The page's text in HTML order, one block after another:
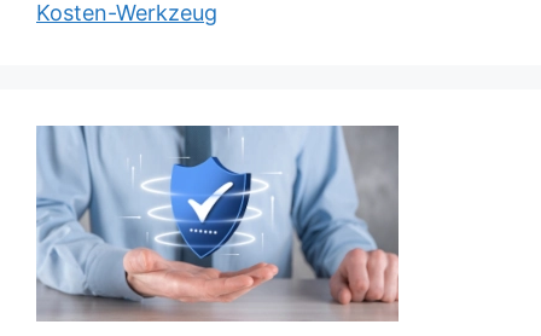
Kosten-Werkzeug